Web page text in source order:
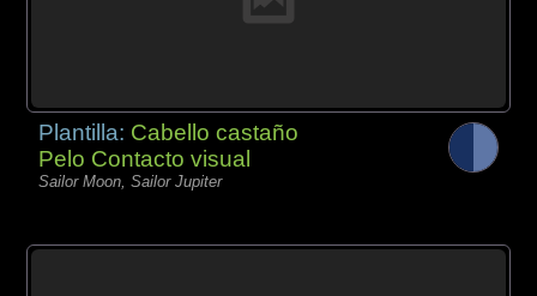
Plantilla: Cabello castaño
Pelo Contacto visual
Sailor Moon, Sailor Jupiter